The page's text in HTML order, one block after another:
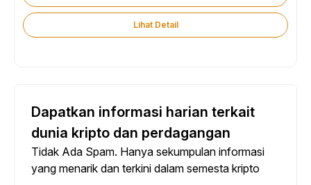
Lihat Detail
Dapatkan informasi harian terkait
dunia kripto dan perdagangan
Tidak Ada Spam. Hanya sekumpulan informasi
yang menarik dan terkini dalam semesta kripto